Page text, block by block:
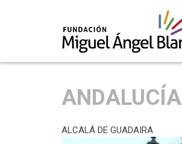
ANDALUCÍA
ALCALÁ DE GUADAIRA